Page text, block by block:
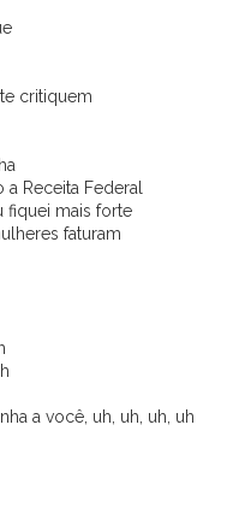
critiquem
Receita Federal
fiquei mais forte
faturam
a você, uh, uh, uh, uh